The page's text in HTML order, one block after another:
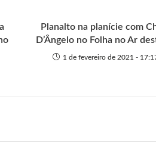
Planalto na planície com
D’Ângelo no Folha no Ar
1 de fevereiro de 2021 -